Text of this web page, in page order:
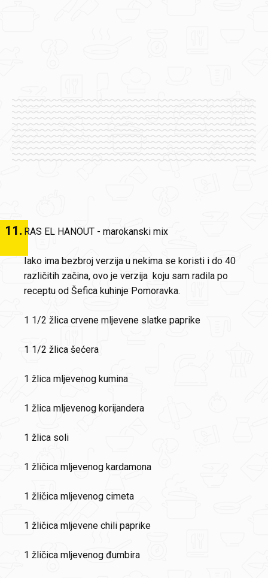
11. RAS EL HANOUT - marokanski mix
Iako ima bezbroj verzija u nekima se koristi i do 40
različitih začina, ovo je verzija koju sam radila po
receptu od Šefica kuhinje Pomoravka.
1 1/2 žlica crvene mljevene slatke paprike
1 1/2 žlica šećera
1 žlica mljevenog kumina
1 žlica mljevenog korijandera
1 žlica soli
1 žličica mljevenog kardamona
1 žličica mljevenog cimeta
1 žličica mljevene chili paprike
1 žličica mljevenog đumbira